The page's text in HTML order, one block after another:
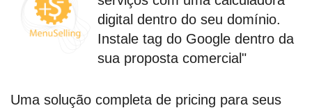
digital dentro do seu domínio.
Instale tag do Google dentro da
sua proposta comercial"
Uma solução completa de pricing para seus